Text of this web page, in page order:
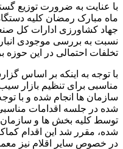
با عنایت به ضرورت توزیع
ماه مبارک رمضان کلیه
جهاد کشاورزی ادارات کل
نسبت به بررسی موجودی
تخلفات احتمالی در این حوزه
با توجه به اینکه بر اساس
مناسبی برای تنظیم بازار
سازمان ها انجام شده و با
شده در جلسه اقدامات
توسط کلیه بخش ها و سازمان
شده، مقرر شد این اقدام
در خصوص سایر اقلام نیز